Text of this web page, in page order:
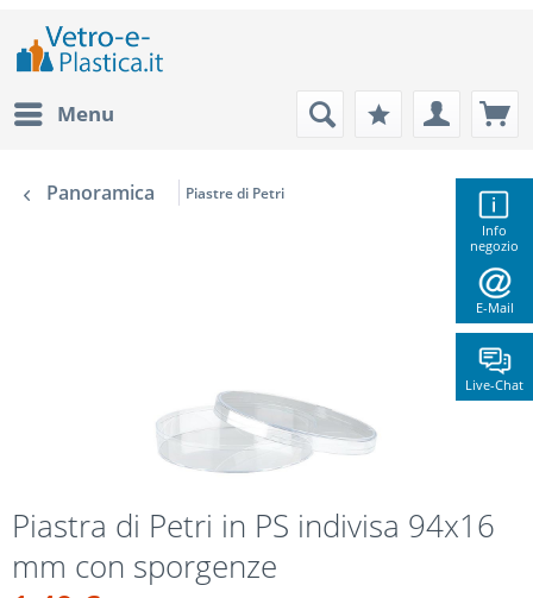
Info
negozio
E-Mail
Live-Chat
Menu
Panoramica Piastre di Petri
Piastra di Petri in PS indivisa 94x16
mm con sporgenze